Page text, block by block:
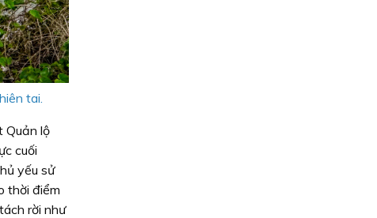
tai.
Quản lộ
cuối
yếu sử
thời điểm
rời như